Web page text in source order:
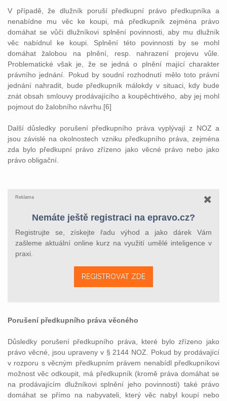
V případě, že dlužník poruší předkupní právo předkupníka a
nenabídne mu věc ke koupi, má předkupník zejména právo
domáhat se vůči dlužníkovi splnění povinnosti, aby mu dlužník
věc nabídnul ke koupi. Splnění této povinnosti by se mohl
domáhat žalobou na plnění, resp. nahrazení projevu vůle.
Problematické však je, že se jedná o plnění mající charakter
právního jednání. Pokud by soudní rozhodnutí mělo toto právní
jednání nahradit, bude předkupník málokdy v situaci, kdy bude
znát obsah smlouvy prodávajícího a koupěchtivého, aby jej mohl
pojmout do žalobního návrhu.[6]
Další důsledky porušení předkupního práva vyplývají z NOZ a
jsou závislé na okolnostech vzniku předkupního práva, zejména
zda bylo předkupní právo zřízeno jako věcné právo nebo jako
právo obligační.
Reklama
Nemáte ještě registraci na epravo.cz?
Registrujte se, získejte řadu výhod a jako dárek Vám
zašleme aktuální online kurz na využití umělé inteligence v
praxi.
REGISTROVAT ZDE
Porušení předkupního práva věcného
Důsledky porušení předkupního práva, které bylo zřízeno jako
právo věcné, jsou upraveny v § 2144 NOZ. Pokud by prodávající
v rozporu s věcným předkupním právem nenabídl předkupníkovi
možnost věc odkoupit, má předkupník (kromě práva domáhat se
na prodávajícím dlužníkovi splnění jeho povinnosti) také právo
domáhat se přímo na nabyvateli, který věc nabyl koupí nebo